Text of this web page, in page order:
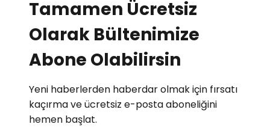
Tamamen Ücretsiz
Olarak Bültenimize
Abone Olabilirsin
Yeni haberlerden haberdar olmak için fırsatı
kaçırma ve ücretsiz e-posta aboneliğini
hemen başlat.